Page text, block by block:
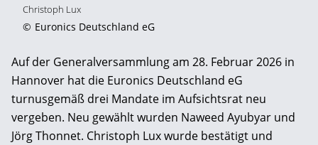
Christoph Lux
© Euronics Deutschland eG
Auf der Generalversammlung am 28. Februar 2026 in
Hannover hat die Euronics Deutschland eG
turnusgemäß drei Mandate im Aufsichtsrat neu
vergeben. Neu gewählt wurden Naweed Ayubyar und
Jörg Thonnet. Christoph Lux wurde bestätigt und